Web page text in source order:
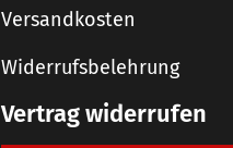
Versandkosten
Widerrufsbelehrung
Vertrag widerrufen